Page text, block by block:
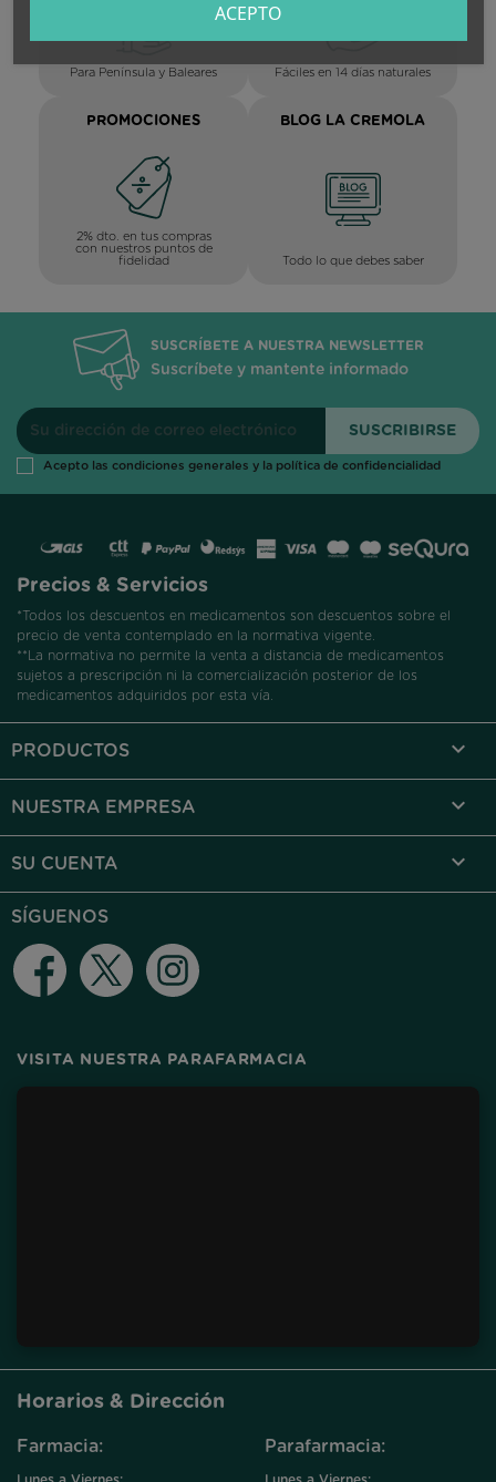
ACEPTO
Para Península y Baleares Fáciles en 14 días naturales
PROMOCIONES
2% dto. en tus compras
con nuestros puntos de
fidelidad
BLOG LA CREMOLA
Todo lo que debes saber
SUSCRÍBETE A NUESTRA NEWSLETTER
Suscríbete y mantente informado
Acepto las condiciones generales y la política de confidencialidad
Precios & Servicios
*Todos los descuentos en medicamentos son descuentos sobre el
precio de venta contemplado en la normativa vigente.
**La normativa no permite la venta a distancia de medicamentos
sujetos a prescripción ni la comercialización posterior de los
medicamentos adquiridos por esta vía.
PRODUCTOS 
NUESTRA EMPRESA 
SU CUENTA 
SÍGUENOS
Facebook Twitter
VISITA NUESTRA PARAFARMACIA
Horarios & Dirección
Farmacia: Parafarmacia: